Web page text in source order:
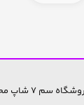
7 شاپ محفوظ است.